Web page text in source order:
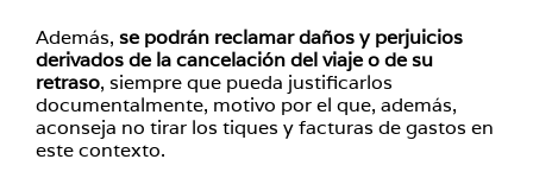
Además, se podrán reclamar daños y perjuicios
derivados de la cancelación del viaje o de su
retraso, siempre que pueda justificarlos
documentalmente, motivo por el que, además,
aconseja no tirar los tiques y facturas de gastos en
este contexto.